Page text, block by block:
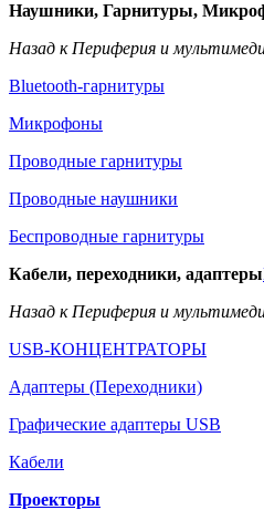
Наушники, Гарнитуры,
Назад к Периферия и
Bluetooth-гарнитуры
Микрофоны
Проводные гарнитуры
Проводные наушники
Беспроводные гарнитуры
Кабели, переходники, адаптеры
Назад к Периферия и
USB-КОНЦЕНТРАТОРЫ
Адаптеры (Переходники)
Графические адаптеры USB
Кабели
Проекторы